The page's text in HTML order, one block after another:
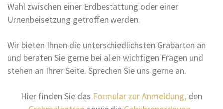
Wahl zwischen einer Erdbestattung oder einer
Urnenbeisetzung getroffen werden.
Wir bieten Ihnen die unterschiedlichsten Grabarten an
und beraten Sie gerne bei allen wichtigen Fragen und
stehen an Ihrer Seite. Sprechen Sie uns gerne an.
Hier finden Sie das Formular zur Anmeldung, den